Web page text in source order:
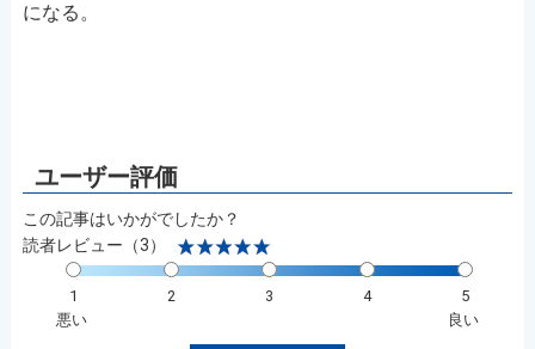
になる。
この記事はいかがでしたか？
読者レビュー（3）
1 2 3 4
5
悪い
良い